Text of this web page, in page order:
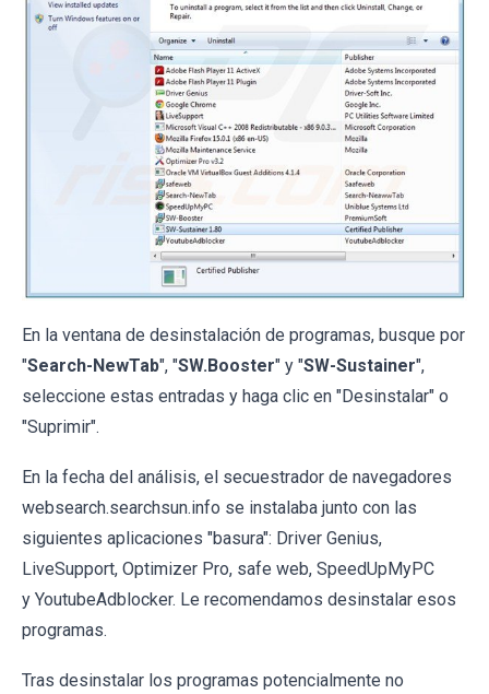
En la ventana de desinstalación de programas, busque por
"Search-NewTab", "SW.Booster" y "SW-Sustainer",
seleccione estas entradas y haga clic en "Desinstalar" o
"Suprimir".
En la fecha del análisis, el secuestrador de navegadores
websearch.searchsun.info se instalaba junto con las
siguientes aplicaciones "basura": Driver Genius,
LiveSupport, Optimizer Pro, safe web, SpeedUpMyPC
y YoutubeAdblocker. Le recomendamos desinstalar esos
programas.
Tras desinstalar los programas potencialmente no